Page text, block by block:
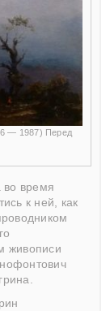
— 1987) Перед
во время
к ней, как
живописи